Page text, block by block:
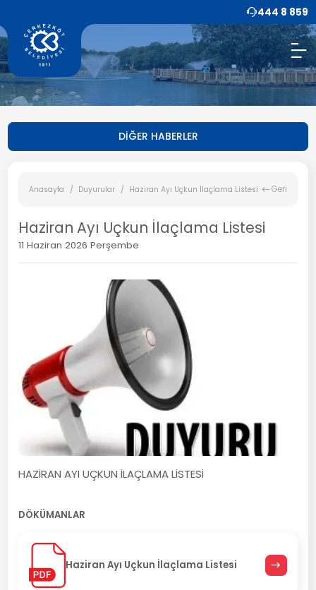
444 8 859
DİĞER HABERLER
Anasayfa Duyurular Haziran Ayı Uçkun İlaçlama Listesi Geri
Haziran Ayı Uçkun İlaçlama Listesi
11 Haziran 2026 Perşembe
HAZİRAN AYI UÇKUN İLAÇLAMA LİSTESİ
DÖKÜMANLAR
Haziran Ayı Uçkun İlaçlama Listesi